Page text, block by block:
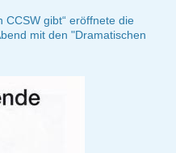
CCSW gibt“ eröffnete die
mit den "Dramatischen